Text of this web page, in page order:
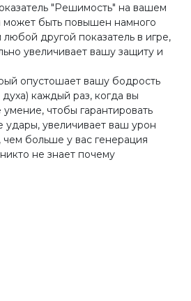
"Решимость" на вашем
может быть повышен намного
другой показатель в игре,
увеличивает вашу защиту и
опустошает вашу бодрость
духа) каждый раз, когда вы
умение, чтобы гарантировать
удары, увеличивает ваш урон
больше у вас генерация
не знает почему